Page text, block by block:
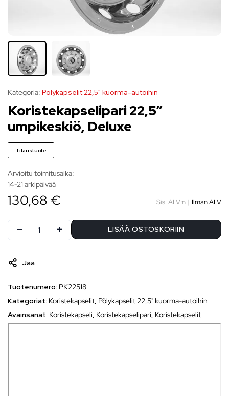
Kategoria: Pölykapselit 22,5" kuorma-autoihin
Koristekapselipari 22,5″
umpikeskiö, Deluxe
Tilaustuote
Arvioitu toimitusaika:
14-21 arkipäivää
130,68 € Sis. ALV:n | Ilman ALV
LISÄÄ OSTOSKORIIN
Jaa
Tuotenumero: PK22518
Kategoriat: Koristekapselit, Pölykapselit 22,5" kuorma-autoihin
Avainsanat: Koristekapseli, Koristekapselipari, Koristekapselit